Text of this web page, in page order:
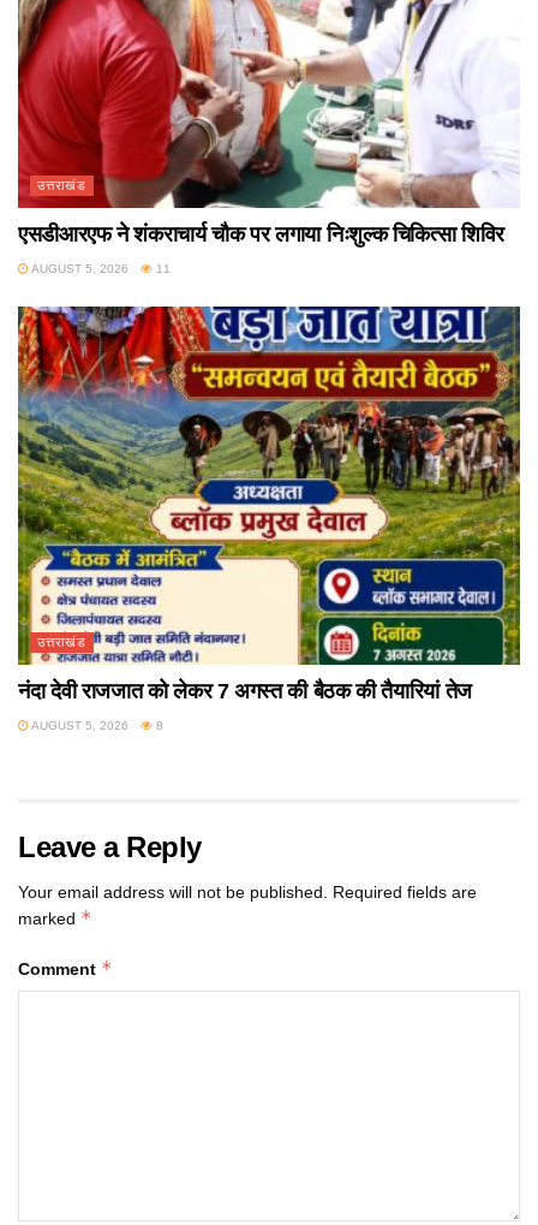
उत्तराखंड
एसडीआरएफ ने शंकराचार्य चौक पर लगाया निःशुल्क चिकित्सा शिविर
AUGUST 5, 2026 11
उत्तराखंड
नंदा देवी राजजात को लेकर 7 अगस्त की बैठक की तैयारियां तेज
AUGUST 5, 2026 8
Leave a Reply
Your email address will not be published. Required fields are
marked *
Comment *